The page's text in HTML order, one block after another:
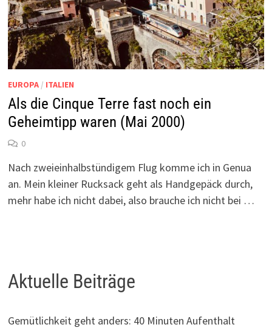
EUROPA/ ITALIEN
Als die Cinque Terre fast noch ein
Geheimtipp waren (Mai 2000)
0
Nach zweieinhalbstündigem Flug komme ich in Genua
an. Mein kleiner Rucksack geht als Handgepäck durch,
mehr habe ich nicht dabei, also brauche ich nicht bei …
Aktuelle Beiträge
Gemütlichkeit geht anders: 40 Minuten Aufenthalt